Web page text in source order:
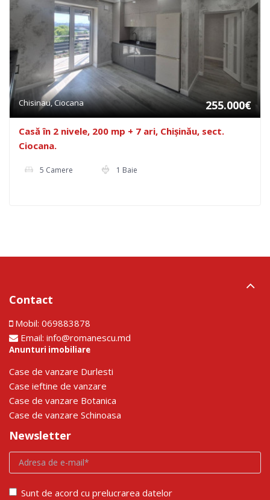
Chisinau, Ciocana 255.000€
Casă în 2 nivele, 200 mp + 7 ari, Chișinău, sect.
Ciocana.
5 Camere 1 Baie
Contact
Mobil: 069883878
Email: info@romanescu.md
Anunturi imobiliare
Сase de vanzare Durlesti
Сase ieftine de vanzare
Сase de vanzare Botanica
Сase de vanzare Schinoasa
Newsletter
Sunt de acord cu prelucrarea datelor